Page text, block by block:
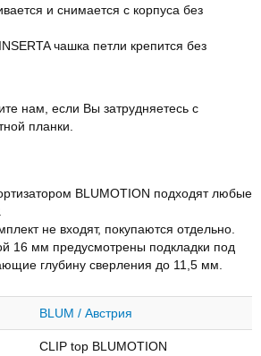
и снимается с корпуса без
чашка петли крепится без
нам, если Вы затрудняетесь с
планки.
BLUMOTION подходят любые
не входят, покупаются отдельно.
16 мм предусмотрены подкладки под
глубину сверления до 11,5 мм.
BLUM / Австрия
CLIP top BLUMOTION